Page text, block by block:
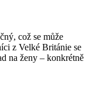
což se může
z Velké Británie se
na ženy –⁠ konkrétně